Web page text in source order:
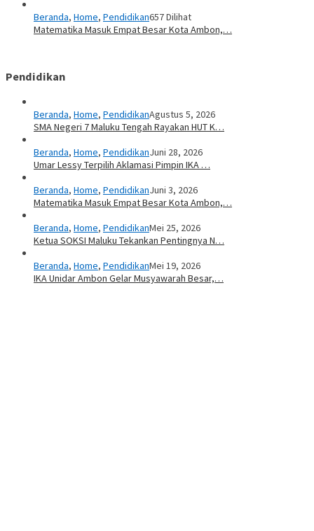
Beranda, Home, Pendidikan657 Dilihat
Matematika Masuk Empat Besar Kota Ambon,…
Pendidikan
Beranda, Home, PendidikanAgustus 5, 2026
SMA Negeri 7 Maluku Tengah Rayakan HUT K…
Beranda, Home, PendidikanJuni 28, 2026
Umar Lessy Terpilih Aklamasi Pimpin IKA …
Beranda, Home, PendidikanJuni 3, 2026
Matematika Masuk Empat Besar Kota Ambon,…
Beranda, Home, PendidikanMei 25, 2026
Ketua SOKSI Maluku Tekankan Pentingnya N…
Beranda, Home, PendidikanMei 19, 2026
IKA Unidar Ambon Gelar Musyawarah Besar,…